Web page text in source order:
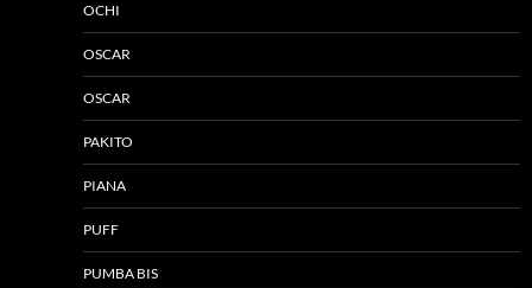
OCHI
OSCAR
OSCAR
PAKITO
PIANA
PUFF
PUMBA BIS